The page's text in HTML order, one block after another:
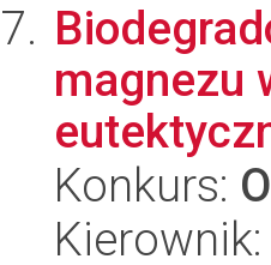
magnezu
Konkurs: